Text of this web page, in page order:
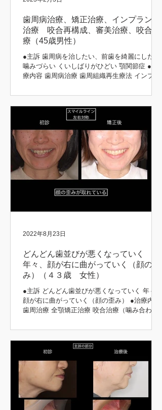
歯周病治療、矯正治療、インプラント
治療 咬合再構成、審美治療、咬合治
療（45歳男性）
●主訴 歯周病を治したい、前歯を綺麗にしたい
噛みづらい くいしばりがひどい 顎関節症 ●治
療内容 歯周病治療 歯周組織再生療法 インプラ
合治療 審美治療 ●患者さんの希望 長持ちする
治療をしてほしい 矯正前後 初診時 治療後...
どんどん歯並びが悪くなっていく
年々、顔が右に曲がっていく（顔の歪
み）（４３歳 女性）
●主訴 どんどん歯並びが悪くなっていく 年々、
顔が右に曲がっていく（顔の歪み） ●治療内容
歯周治療 全顎矯正治療 咬合治療（噛み合わ
矯正後 矯正前後 矯正中 矯正前後
2022年8月23日